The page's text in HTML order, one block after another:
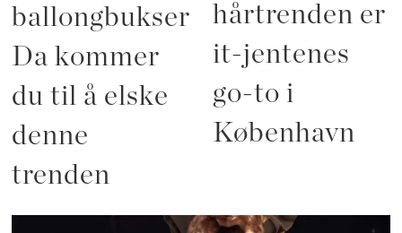
ballongbukser?
Da kommer
du til å elske
denne
trenden
hårtrenden er
it-jentenes
go-to i
København